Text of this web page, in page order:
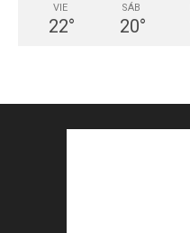
VIE
22°
SÁB
20°